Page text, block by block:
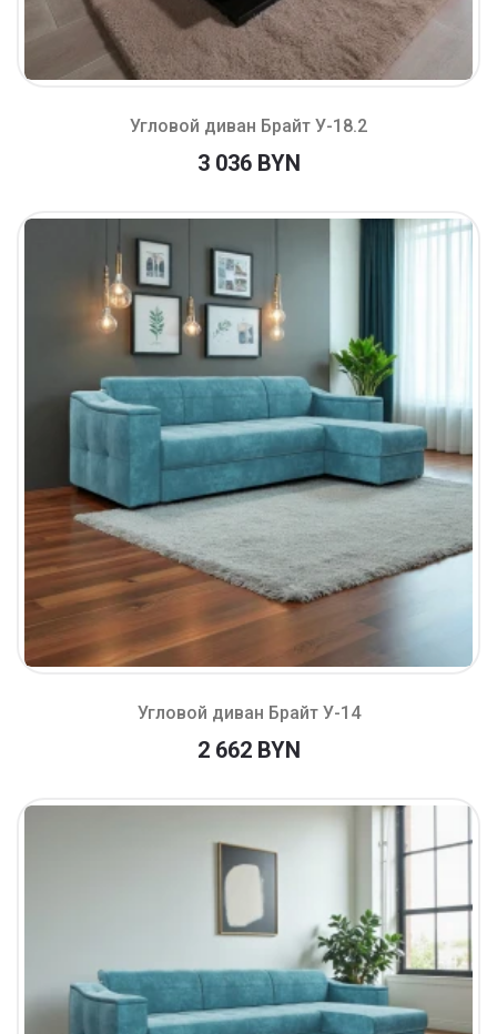
Угловой диван Брайт У-18.2
3 036 BYN
Угловой диван Брайт У-14
2 662 BYN